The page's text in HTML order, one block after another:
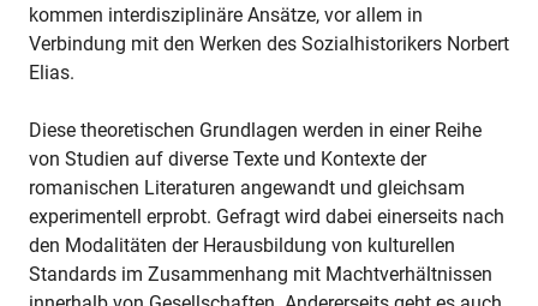
kommen interdisziplinäre Ansätze, vor allem in
Verbindung mit den Werken des Sozialhistorikers Norbert
Elias.
Diese theoretischen Grundlagen werden in einer Reihe
von Studien auf diverse Texte und Kontexte der
romanischen Literaturen angewandt und gleichsam
experimentell erprobt. Gefragt wird dabei einerseits nach
den Modalitäten der Herausbildung von kulturellen
Standards im Zusammenhang mit Machtverhältnissen